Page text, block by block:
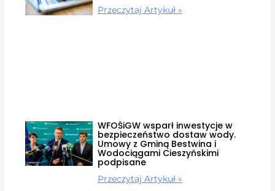
Przeczytaj Artykuł »
WFOŚiGW wsparł inwestycje w
bezpieczeństwo dostaw wody.
Umowy z Gminą Bestwina i
Wodociągami Cieszyńskimi
podpisane
Przeczytaj Artykuł »